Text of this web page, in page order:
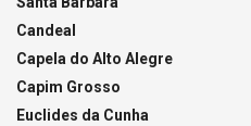
Candeal
Capela do Alto Alegre
Capim Grosso
Euclides da Cunha